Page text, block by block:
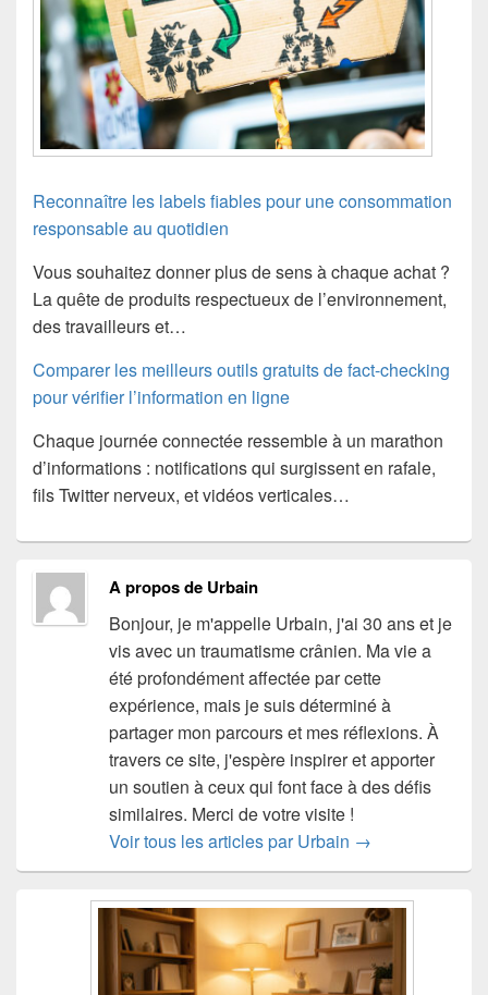
Reconnaître les labels fiables pour une consommation
responsable au quotidien
Vous souhaitez donner plus de sens à chaque achat ?
La quête de produits respectueux de l’environnement,
des travailleurs et…
Comparer les meilleurs outils gratuits de fact-checking
pour vérifier l’information en ligne
Chaque journée connectée ressemble à un marathon
d’informations : notifications qui surgissent en rafale,
fils Twitter nerveux, et vidéos verticales…
A propos de Urbain
Bonjour, je m'appelle Urbain, j'ai 30 ans et je
vis avec un traumatisme crânien. Ma vie a
été profondément affectée par cette
expérience, mais je suis déterminé à
partager mon parcours et mes réflexions. À
travers ce site, j'espère inspirer et apporter
un soutien à ceux qui font face à des défis
similaires. Merci de votre visite !
Voir tous les articles par Urbain →